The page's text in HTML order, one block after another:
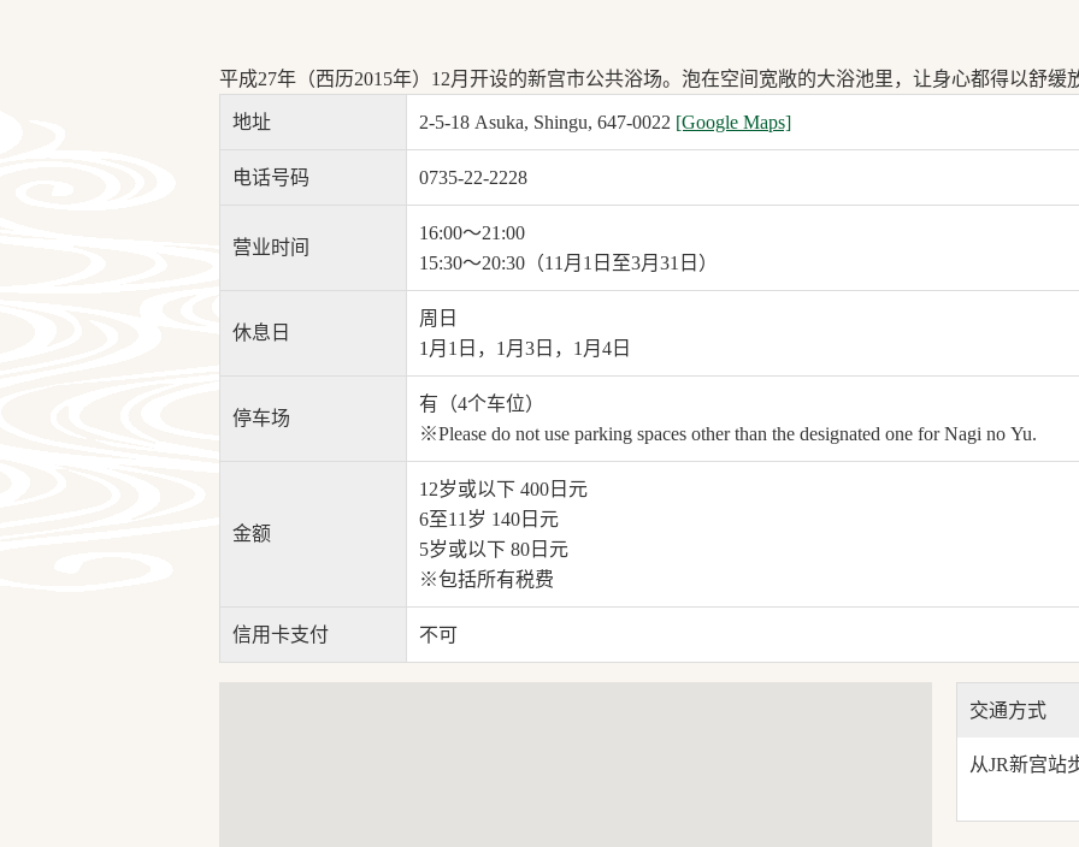
平成27年（西历2015年）12月开设的新宫市公共浴场。泡在空间宽敞的大浴池里，让身心都得以舒缓
地址 2-5-18 Asuka, Shingu, 647-0022 [Google Maps]
电话号码 0735-22-2228
营业时间
16:00～21:00
15:30～20:30（11月1日至3月31日）
休息日
周日
1月1日，1月3日，1月4日
停车场
有（4个车位）
※Please do not use parking spaces other than the designated one for Nagi no Yu.
金额
12岁或以下 400日元
6至11岁 140日元
5岁或以下 80日元
※包括所有税费
信用卡支付 不可
交通方式
从JR新宫站